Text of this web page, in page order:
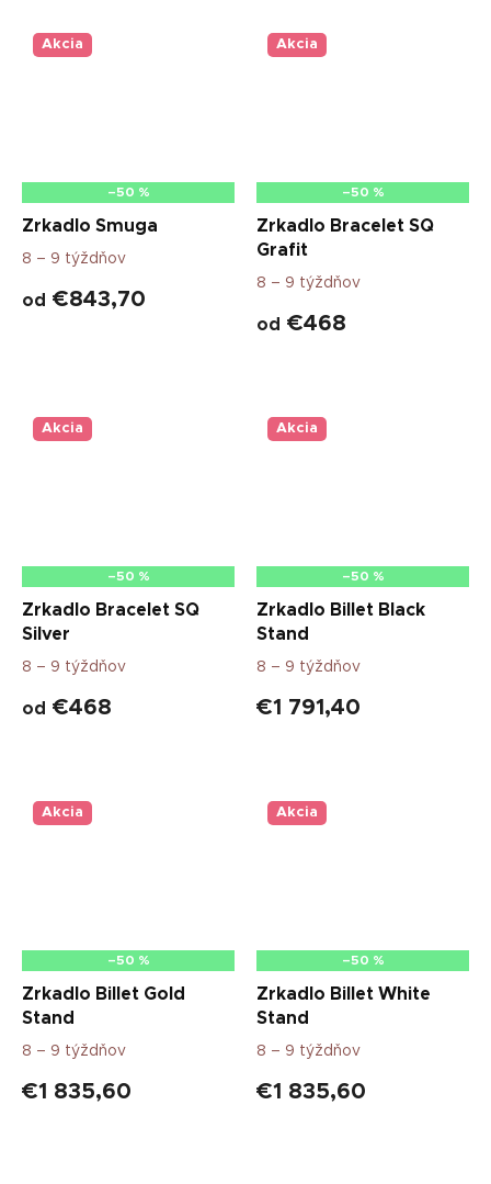
Akcia
–50 %
Zrkadlo Smuga
8 – 9 týždňov
od €843,70
Akcia
–50 %
Zrkadlo Bracelet SQ
Grafit
8 – 9 týždňov
od €468
Akcia
–50 %
Zrkadlo Bracelet SQ
Silver
8 – 9 týždňov
od €468
Akcia
–50 %
Zrkadlo Billet Black
Stand
8 – 9 týždňov
€1 791,40
Akcia
–50 %
Zrkadlo Billet Gold
Stand
8 – 9 týždňov
€1 835,60
Akcia
–50 %
Zrkadlo Billet White
Stand
8 – 9 týždňov
€1 835,60